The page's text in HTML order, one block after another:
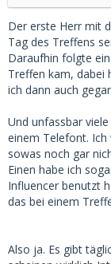
Der erste Herr mit
Tag des Treffens
Daraufhin folgte
Treffen kam, dabei
ich dann auch
Und unfassbar
einem Telefont. Ich
sowas noch gar
Einen habe ich
Influencer benutzt
das bei einem
Also ja. Es gibt